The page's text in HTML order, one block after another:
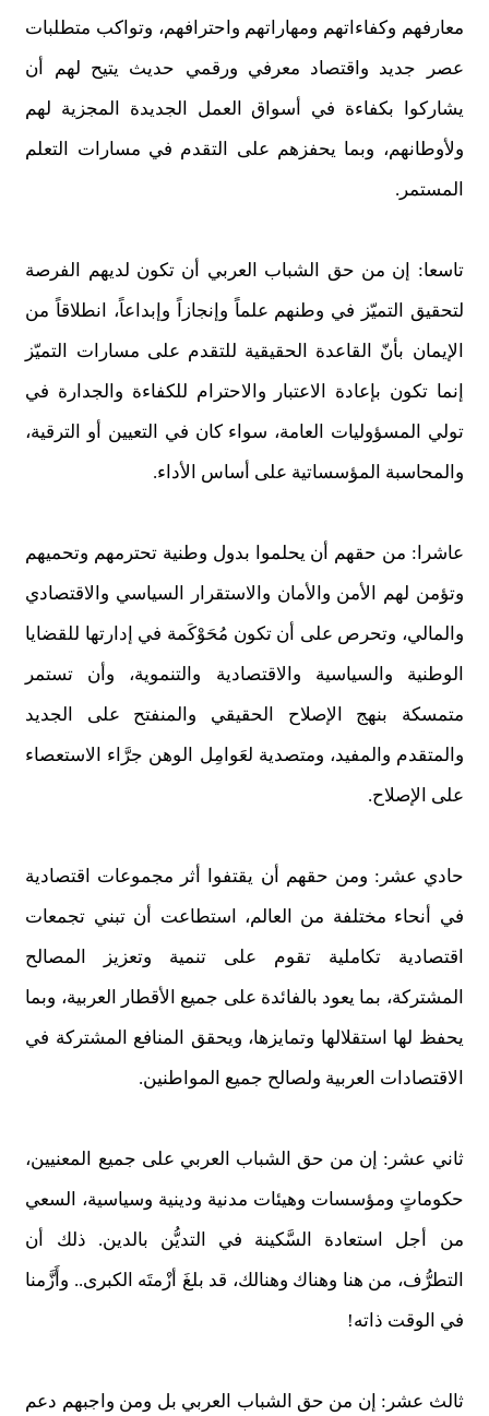
معارفهم وكفاءاتهم ومهاراتهم واحترافهم، وتواكب متطلبات
عصر جديد واقتصاد معرفي ورقمي حديث يتيح لهم أن
يشاركوا بكفاءة في أسواق العمل الجديدة المجزية لهم
ولأوطانهم، وبما يحفزهم على التقدم في مسارات التعلم
المستمر.
تاسعا: إن من حق الشباب العربي أن تكون لديهم الفرصة
لتحقيق التميّز في وطنهم علماً وإنجازاً وإبداعاً، انطلاقاً من
الإيمان بأنّ القاعدة الحقيقية للتقدم على مسارات التميّز
إنما تكون بإعادة الاعتبار والاحترام للكفاءة والجدارة في
تولي المسؤوليات العامة، سواء كان في التعيين أو الترقية،
والمحاسبة المؤسساتية على أساس الأداء.
عاشرا: من حقهم أن يحلموا بدول وطنية تحترمهم وتحميهم
وتؤمن لهم الأمن والأمان والاستقرار السياسي والاقتصادي
والمالي، وتحرص على أن تكون مُحَوْكَمة في إدارتها للقضايا
الوطنية والسياسية والاقتصادية والتنموية، وأن تستمر
متمسكة بنهج الإصلاح الحقيقي والمنفتح على الجديد
والمتقدم والمفيد، ومتصدية لعَوامِل الوهن جرَّاء الاستعصاء
على الإصلاح.
حادي عشر: ومن حقهم أن يقتفوا أثر مجموعات اقتصادية
في أنحاء مختلفة من العالم، استطاعت أن تبني تجمعات
اقتصادية تكاملية تقوم على تنمية وتعزيز المصالح
المشتركة، بما يعود بالفائدة على جميع الأقطار العربية، وبما
يحفظ لها استقلالها وتمايزها، ويحقق المنافع المشتركة في
الاقتصادات العربية ولصالح جميع المواطنين.
ثاني عشر: إن من حق الشباب العربي على جميع المعنيين،
حكوماتٍ ومؤسسات وهيئات مدنية ودينية وسياسية، السعي
من أجل استعادة السَّكينة في التديُّن بالدين. ذلك أن
التطرُّف، من هنا وهناك وهنالك، قد بلغَ أزْمتَه الكبرى.. وأَزَّمنا
في الوقت ذاته!
ثالث عشر: إن من حق الشباب العربي بل ومن واجبهم دعم